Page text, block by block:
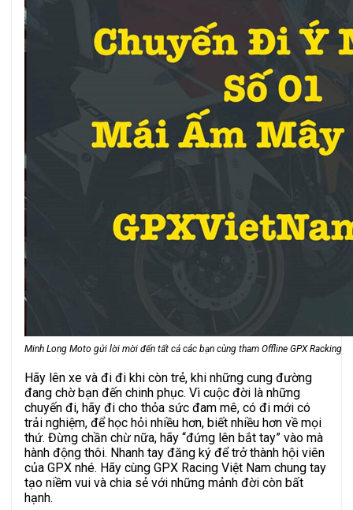
Minh Long Moto gửi lời mời đến tất cả các bạn cùng tham Offline GPX Racking
Hãy lên xe và đi đi khi còn trẻ, khi những cung đường
đang chờ bạn đến chinh phục. Vì cuộc đời là những
chuyến đi, hãy đi cho thỏa sức đam mê, có đi mới có
trải nghiệm, để học hỏi nhiều hơn, biết nhiều hơn về mọi
thứ. Đừng chần chừ nữa, hãy “đứng lên bắt tay” vào mà
hành động thôi. Nhanh tay đăng ký để trở thành hội viên
của GPX nhé. Hãy cùng GPX Racing Việt Nam chung tay
tạo niềm vui và chia sẻ với những mảnh đời còn bất
hạnh.